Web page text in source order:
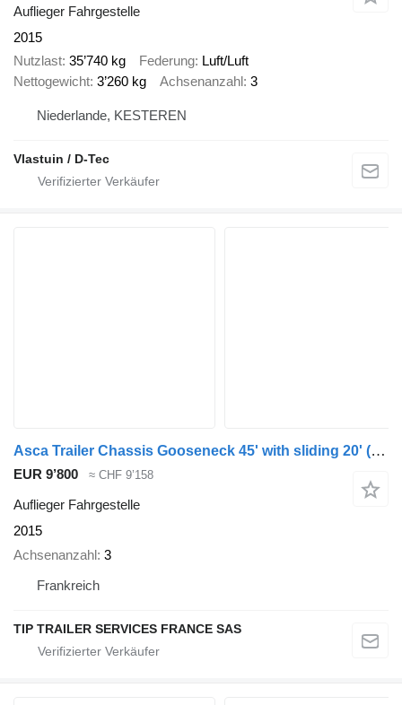
Auflieger Fahrgestelle
2015
Nutzlast 35’740 kg Federung Luft/Luft
Nettogewicht 3’260 kg Achsenanzahl 3
Niederlande, KESTEREN
Vlastuin / D-Tec
Asca Trailer Chassis Gooseneck 45' with sliding 20' (664809)
EUR 9’800
≈ CHF 9’158
Auflieger Fahrgestelle
2015
Achsenanzahl 3
Frankreich
TIP TRAILER SERVICES FRANCE SAS